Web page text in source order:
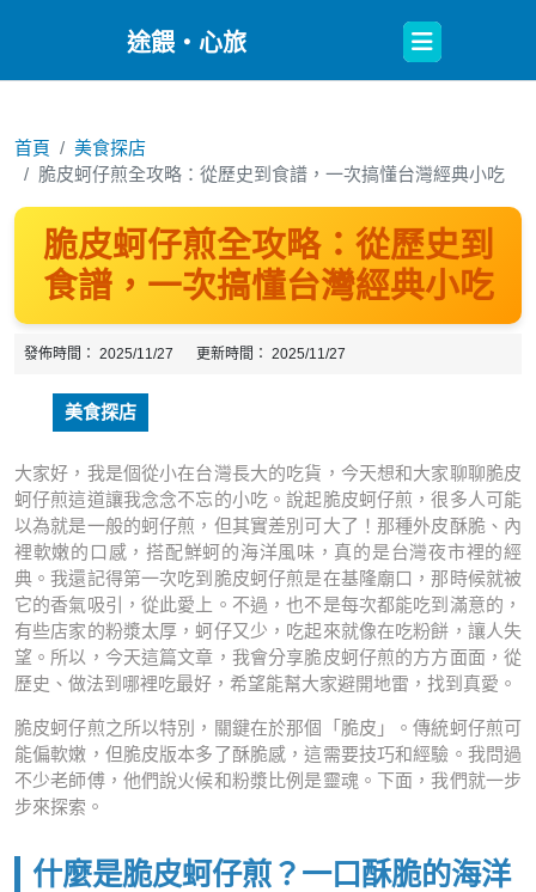
途餵・心旅
Open
Button
首頁
美食探店
脆皮蚵仔煎全攻略：從歷史到食譜，一次搞懂台灣經典小吃
脆皮蚵仔煎全攻略：從歷史到
食譜，一次搞懂台灣經典小吃
發佈時間： 2025/11/27 更新時間： 2025/11/27
美食探店
大家好，我是個從小在台灣長大的吃貨，今天想和大家聊聊脆皮
蚵仔煎這道讓我念念不忘的小吃。說起脆皮蚵仔煎，很多人可能
以為就是一般的蚵仔煎，但其實差別可大了！那種外皮酥脆、內
裡軟嫩的口感，搭配鮮蚵的海洋風味，真的是台灣夜市裡的經
典。我還記得第一次吃到脆皮蚵仔煎是在基隆廟口，那時候就被
它的香氣吸引，從此愛上。不過，也不是每次都能吃到滿意的，
有些店家的粉漿太厚，蚵仔又少，吃起來就像在吃粉餅，讓人失
望。所以，今天這篇文章，我會分享脆皮蚵仔煎的方方面面，從
歷史、做法到哪裡吃最好，希望能幫大家避開地雷，找到真愛。
脆皮蚵仔煎之所以特別，關鍵在於那個「脆皮」。傳統蚵仔煎可
能偏軟嫩，但脆皮版本多了酥脆感，這需要技巧和經驗。我問過
不少老師傅，他們說火候和粉漿比例是靈魂。下面，我們就一步
步來探索。
什麼是脆皮蚵仔煎？一口酥脆的海洋